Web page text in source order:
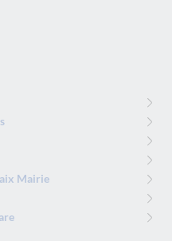
Mairie